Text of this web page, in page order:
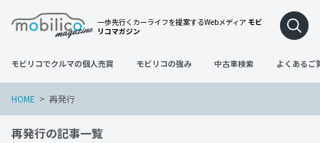
一歩先行くカーライフを提案するWebメディア モビ
リコマガジン
モビリコでクルマの個人売買 モビリコの強み 中古車検索 よくあるご
HOME 再発行
再発行の記事一覧